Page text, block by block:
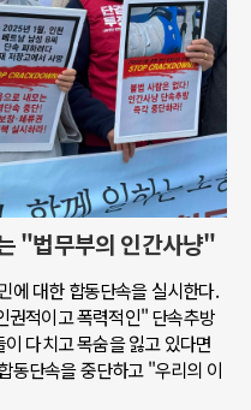
"법무부의 인간사냥"
에 대한 합동단속을 실시한다.
권적이고 폭력적인" 단속추방
다치고 목숨을 잃고 있다면
동단속을 중단하고 "우리의 이